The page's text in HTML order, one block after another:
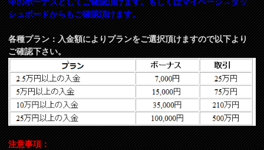
シュボードからもご確認頂けます。
各種プラン：入金額によりプランをご選択頂けますので以下より
ご確認下さい。
注意事項：